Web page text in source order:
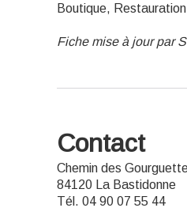
Boutique,
Fiche mise à jour par
Contact
Chemin des
84120 La Bastidonne
Tél. 04 90 07 55 44